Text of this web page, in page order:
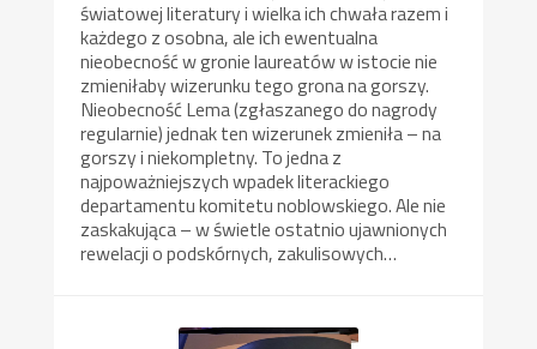
światowej literatury i wielka ich chwała razem i
każdego z osobna, ale ich ewentualna
nieobecność w gronie laureatów w istocie nie
zmieniłaby wizerunku tego grona na gorszy.
Nieobecność Lema (zgłaszanego do nagrody
regularnie) jednak ten wizerunek zmieniła – na
gorszy i niekompletny. To jedna z
najpoważniejszych wpadek literackiego
departamentu komitetu noblowskiego. Ale nie
zaskakująca – w świetle ostatnio ujawnionych
rewelacji o podskórnych, zakulisowych…